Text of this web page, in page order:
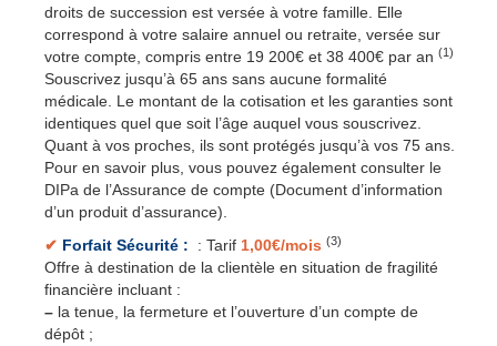
droits de succession est versée à votre famille. Elle
correspond à votre salaire annuel ou retraite, versée sur
votre compte, compris entre 19 200€ et 38 400€ par an (1)
Souscrivez jusqu’à 65 ans sans aucune formalité
médicale. Le montant de la cotisation et les garanties sont
identiques quel que soit l’âge auquel vous souscrivez.
Quant à vos proches, ils sont protégés jusqu’à vos 75 ans.
Pour en savoir plus, vous pouvez également consulter le
DIPa de l’Assurance de compte (Document d’information
d’un produit d’assurance).
✔ Forfait Sécurité : : Tarif 1,00€/mois (3)
Offre à destination de la clientèle en situation de fragilité
financière incluant :
– la tenue, la fermeture et l’ouverture d’un compte de
dépôt ;